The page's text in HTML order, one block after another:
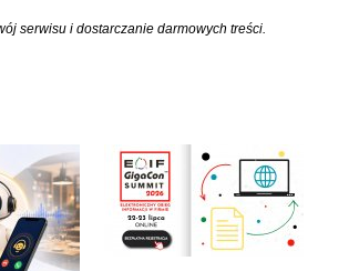
serwisu i dostarczanie darmowych treści.